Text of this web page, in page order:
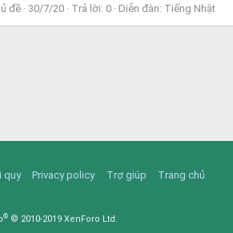
đề 30/7/20 Trả lời: 0 Diễn đàn: Tiếng Nhật
quy Privacy policy Trợ giúp Trang chủ
® © 2010-2019 XenForo Ltd.